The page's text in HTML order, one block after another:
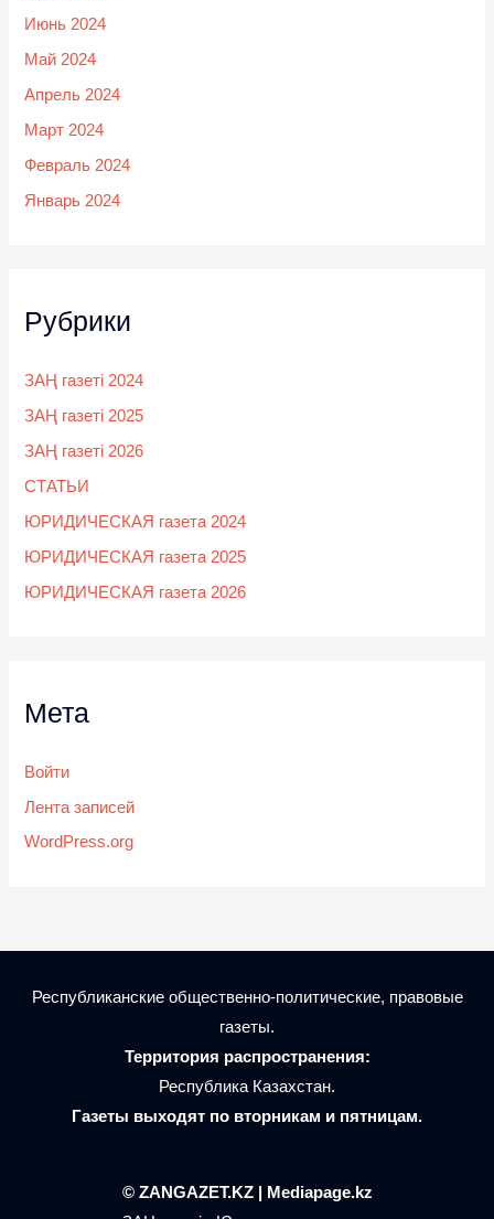
Июнь 2024
Май 2024
Апрель 2024
Март 2024
Февраль 2024
Январь 2024
Рубрики
ЗАҢ газеті 2024
ЗАҢ газеті 2025
ЗАҢ газеті 2026
СТАТЬИ
ЮРИДИЧЕСКАЯ газета 2024
ЮРИДИЧЕСКАЯ газета 2025
ЮРИДИЧЕСКАЯ газета 2026
Мета
Войти
Лента записей
WordPress.org
Республиканские общественно-политические, правовые
газеты.
Территория распространения:
Республика Казахстан.
Газеты выходят по вторникам и пятницам.
© ZANGAZET.KZ | Mediapage.kz